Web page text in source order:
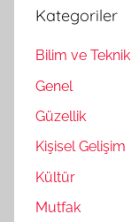
Kategoriler
Bilim ve Teknik
Genel
Güzellik
Kişisel Gelişim
Kültür
Mutfak